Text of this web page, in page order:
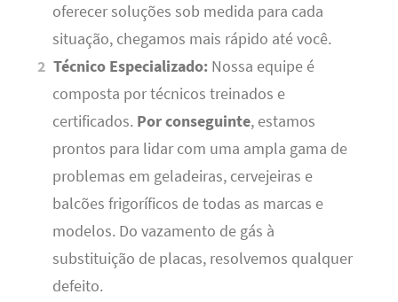
oferecer soluções sob medida para cada
situação, chegamos mais rápido até você.
Técnico Especializado: Nossa equipe é
composta por técnicos treinados e
certificados. Por conseguinte, estamos
prontos para lidar com uma ampla gama de
problemas em geladeiras, cervejeiras e
balcões frigoríficos de todas as marcas e
modelos. Do vazamento de gás à
substituição de placas, resolvemos qualquer
defeito.